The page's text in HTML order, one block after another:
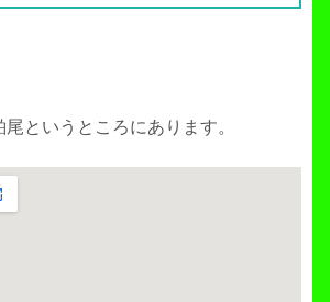
というところにあります。